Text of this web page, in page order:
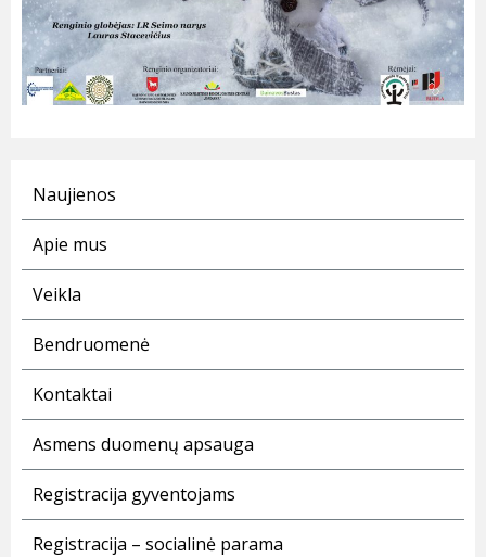
Naujienos
Apie mus
Veikla
Bendruomenė
Kontaktai
Asmens duomenų apsauga
Registracija gyventojams
Registracija – socialinė parama